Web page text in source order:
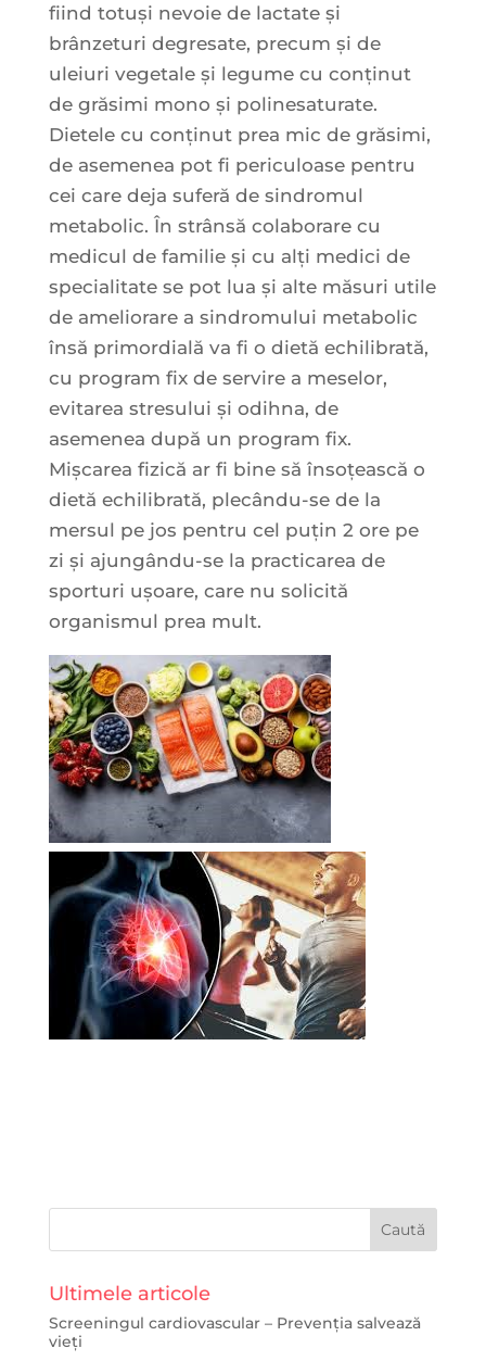
fiind totuși nevoie de lactate și
brânzeturi degresate, precum și de
uleiuri vegetale și legume cu conținut
de grăsimi mono și polinesaturate.
Dietele cu conținut prea mic de grăsimi,
de asemenea pot fi periculoase pentru
cei care deja suferă de sindromul
metabolic. În strânsă colaborare cu
medicul de familie și cu alți medici de
specialitate se pot lua și alte măsuri utile
de ameliorare a sindromului metabolic
însă primordială va fi o dietă echilibrată,
cu program fix de servire a meselor,
evitarea stresului și odihna, de
asemenea după un program fix.
Mișcarea fizică ar fi bine să însoțească o
dietă echilibrată, plecându-se de la
mersul pe jos pentru cel puțin 2 ore pe
zi și ajungându-se la practicarea de
sporturi ușoare, care nu solicită
organismul prea mult.
Ultimele articole
Screeningul cardiovascular – Prevenția salvează
vieți